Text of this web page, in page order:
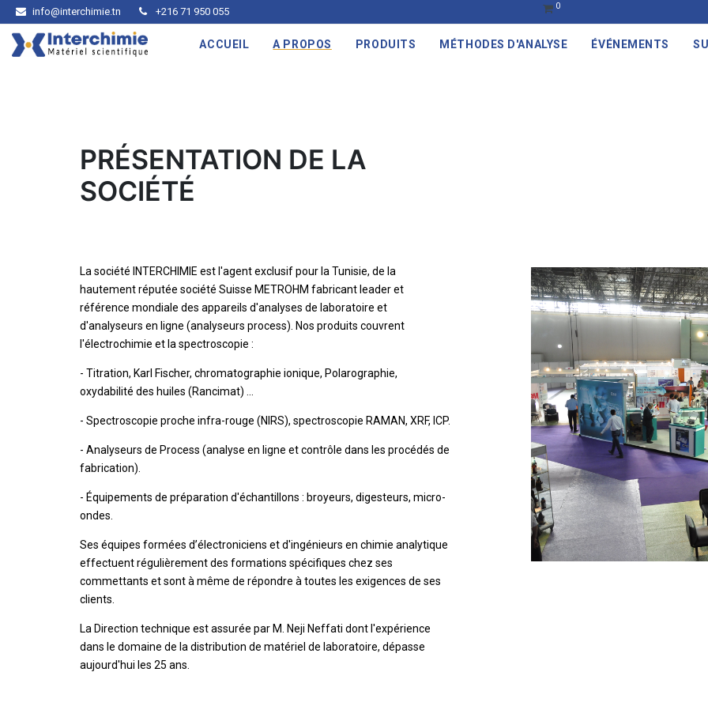
info@interchimie.tn +216 71 950 055 0
ACCUEIL A PROPOS PRODUITS MÉTHODES D'ANALYSE ÉVÉNEMENTS
PRÉSENTATION DE LA
SOCIÉTÉ
La société INTERCHIMIE est l'agent exclusif pour la Tunisie, de la
hautement réputée société Suisse METROHM fabricant leader et
référence mondiale des appareils d'analyses de laboratoire et
d'analyseurs en ligne (analyseurs process). Nos produits couvrent
l'électrochimie et la spectroscopie :
- Titration, Karl Fischer, chromatographie ionique, Polarographie,
oxydabilité des huiles (Rancimat) ...
- Spectroscopie proche infra-rouge (NIRS), spectroscopie RAMAN, XRF, ICP.
- Analyseurs de Process (analyse en ligne et contrôle dans les procédés de
fabrication).
- Équipements de préparation d'échantillons : broyeurs, digesteurs, micro-
ondes.
Ses équipes formées d’électroniciens et d'ingénieurs en chimie analytique
effectuent régulièrement des formations spécifiques chez ses
commettants et sont à même de répondre à toutes les exigences de ses
clients.
La Direction technique est assurée par M. Neji Neffati dont l'expérience
dans le domaine de la distribution de matériel de laboratoire, dépasse
aujourd'hui les 25 ans.